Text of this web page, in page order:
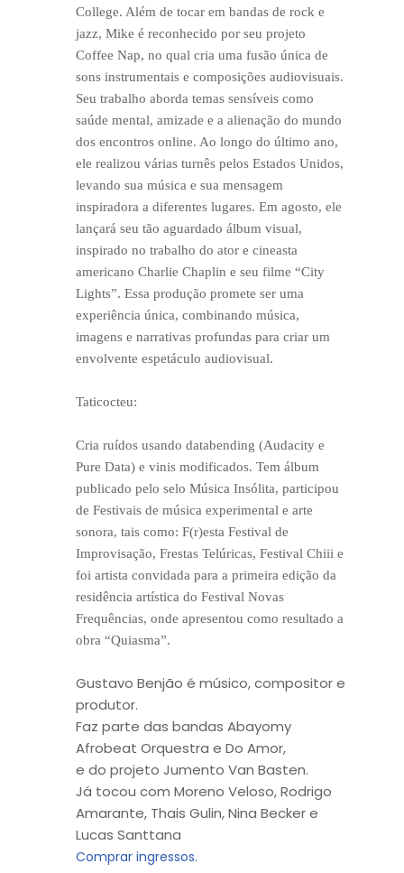
College. Além de tocar em bandas de rock e
jazz, Mike é reconhecido por seu projeto
Coffee Nap, no qual cria uma fusão única de
sons instrumentais e composições audiovisuais.
Seu trabalho aborda temas sensíveis como
saúde mental, amizade e a alienação do mundo
dos encontros online. Ao longo do último ano,
ele realizou várias turnês pelos Estados Unidos,
levando sua música e sua mensagem
inspiradora a diferentes lugares. Em agosto, ele
lançará seu tão aguardado álbum visual,
inspirado no trabalho do ator e cineasta
americano Charlie Chaplin e seu filme “City
Lights”. Essa produção promete ser uma
experiência única, combinando música,
imagens e narrativas profundas para criar um
envolvente espetáculo audiovisual.
Taticocteu:
Cria ruídos usando databending (Audacity e
Pure Data) e vinis modificados. Tem álbum
publicado pelo selo Música Insólita, participou
de Festivais de música experimental e arte
sonora, tais como: F(r)esta Festival de
Improvisação, Frestas Telúricas, Festival Chiii e
foi artista convidada para a primeira edição da
residência artística do Festival Novas
Frequências, onde apresentou como resultado a
obra “Quiasma”.
Gustavo Benjão é músico, compositor e
produtor.
Faz parte das bandas Abayomy
Afrobeat Orquestra e Do Amor,
e do projeto Jumento Van Basten.
Já tocou com Moreno Veloso, Rodrigo
Amarante, Thais Gulin, Nina Becker e
Lucas Santtana
Comprar ingressos.